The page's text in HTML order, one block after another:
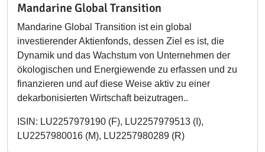
Mandarine Global Transition
Mandarine Global Transition ist ein global
investierender Aktienfonds, dessen Ziel es ist, die
Dynamik und das Wachstum von Unternehmen der
ökologischen und Energiewende zu erfassen und zu
finanzieren und auf diese Weise aktiv zu einer
dekarbonisierten Wirtschaft beizutragen..
ISIN: LU2257979190 (F), LU2257979513 (I),
LU2257980016 (M), LU2257980289 (R)